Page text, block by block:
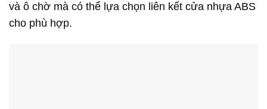
và ô chờ mà có thể lựa chọn liên kết cửa nhựa ABS
cho phù hợp.